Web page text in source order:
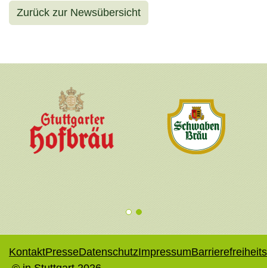
Zurück zur Newsübersicht
1 2
KontaktPresseDatenschutzImpressum